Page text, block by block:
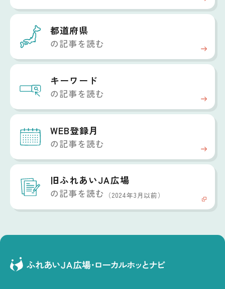
都道府県
の記事を読む
キーワード
の記事を読む
WEB登録月
の記事を読む
旧ふれあいJA広場
の記事を読む （2024年3月以前）